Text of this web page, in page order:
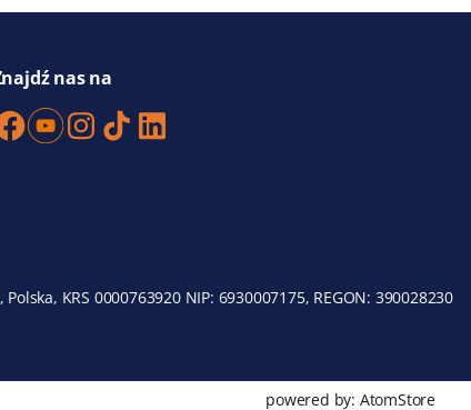
nas na
KRS 0000763920 NIP: 6930007175, REGON: 390028230
powered by: AtomStore